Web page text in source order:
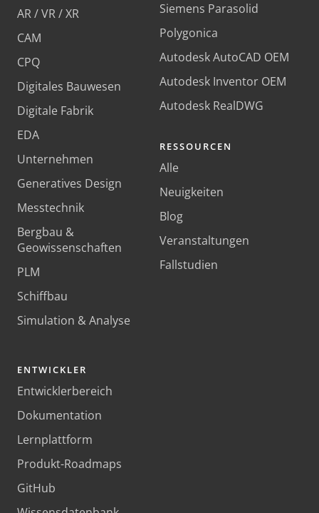
AR / VR / XR
CAM
CPQ
Digitales Bauwesen
Digitale Fabrik
EDA
Unternehmen
Generatives Design
Messtechnik
Bergbau &
Geowissenschaften
PLM
Schiffbau
Simulation & Analyse
Siemens Parasolid
Polygonica
Autodesk AutoCAD OEM
Autodesk Inventor OEM
Autodesk RealDWG
RESSOURCEN
Alle
Neuigkeiten
Blog
Veranstaltungen
Fallstudien
ENTWICKLER
Entwicklerbereich
Dokumentation
Lernplattform
Produkt-Roadmaps
GitHub